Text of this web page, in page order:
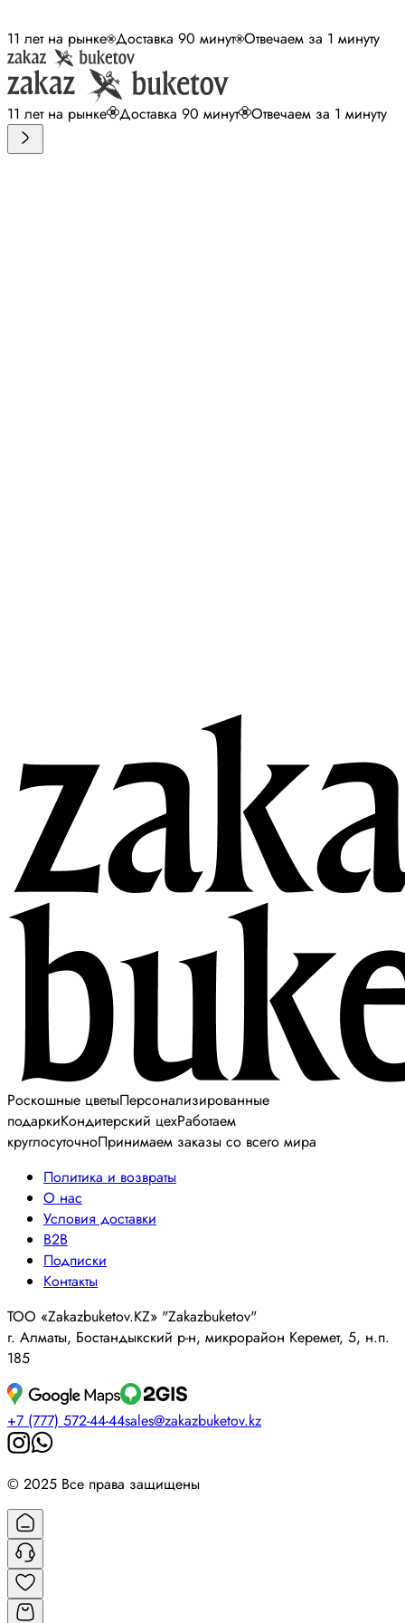
11 лет на рынке Доставка 90 минут Отвечаем за 1 минуту
11 лет на рынке Доставка 90 минут Отвечаем за 1 минуту
Роскошные цветыПерсонализированные
подаркиКондитерский цехРаботаем
круглосуточноПринимаем заказы со всего мира
Политика и возвраты
О нас
Условия доставки
B2B
Подписки
Контакты
ТОО «Zakazbuketov.KZ» "Zakazbuketov"
г. Алматы, Бостандыкский р-н, микрорайон Керемет, 5, н.п.
185
+7 (777) 572-44-44sales@zakazbuketov.kz
© 2025 Все права защищены